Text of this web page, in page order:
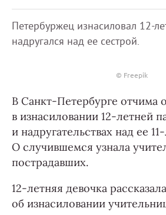
Петербуржец изнасиловал 12-
надругался над ее сестрой.
© Freepik
В Санкт-Петербурге отчима
в изнасиловании 12-летней
и надругательствах над ее
О случившемся узнала
пострадавших.
12-летняя девочка рассказала
об изнасиловании